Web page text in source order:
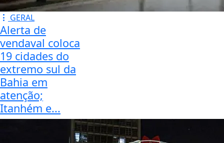
GERAL
Alerta de
vendaval coloca
19 cidades do
extremo sul da
Bahia em
atenção;
Itanhém e...